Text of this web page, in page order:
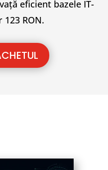
eficient bazele IT-
RON.